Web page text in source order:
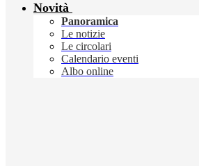
Novità
Panoramica
Le notizie
Le circolari
Calendario eventi
Albo online